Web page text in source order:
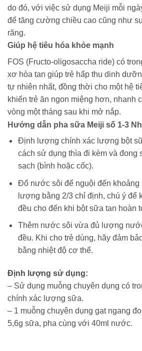
do đó, với việc sử dụng Meiji mỗi
để tăng cường chiều cao cũng như
răng.
Giúp hệ tiêu hóa khỏe mạnh
FOS (Fructo-oligosaccha ride) có
xơ hòa tan giúp trẻ hấp thu dinh
tự nhiên nhất, đồng thời cho một hệ
khiến trẻ ăn ngon miệng hơn, nhanh
vòng một tháng sau khi mở nắp.
Hướng dẫn pha sữa Meiji số 1-3
Định lượng chính xác lượng bột
cách sử dụng thìa đi kèm và đong
sạch (bình hoặc cốc).
Đổ nước sôi để nguội đến khoảng
lượng bằng 2/3 chỉ định, chú ý để
đều cho đến khi bột sữa tan hoàn
Thêm nước sôi vừa đủ lượng
đều. Khi cho trẻ dùng, hãy đảm
bằng nhiệt độ cơ thể.
Định lượng sử dụng:
– Sử dụng muỗng chuyên dụng có
chính xác lượng sữa.
– 1 muỗng chuyên dụng gạt ngang
5,6g sữa, pha cùng với 40ml nước.